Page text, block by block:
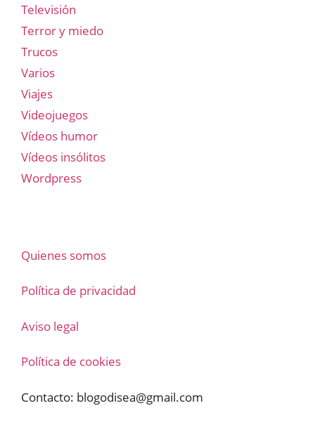
Televisión
Terror y miedo
Trucos
Varios
Viajes
Videojuegos
Vídeos humor
Vídeos insólitos
Wordpress
Quienes somos
Política de privacidad
Aviso legal
Política de cookies
Contacto: blogodisea@gmail.com